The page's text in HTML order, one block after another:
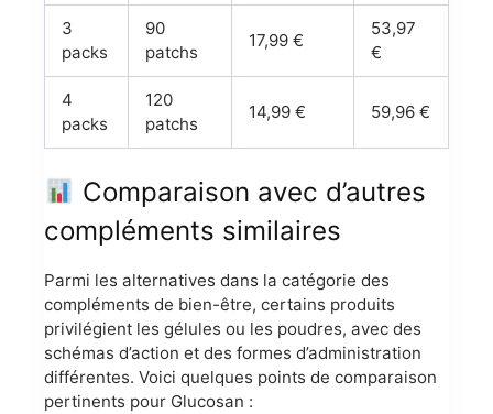
3
packs
90
patchs
17,99 €
53,97
€
4
packs
120
patchs
14,99 € 59,96 €
Comparaison avec d’autres
compléments similaires
Parmi les alternatives dans la catégorie des
compléments de bien-être, certains produits
privilégient les gélules ou les poudres, avec des
schémas d’action et des formes d’administration
différentes. Voici quelques points de comparaison
pertinents pour Glucosan :